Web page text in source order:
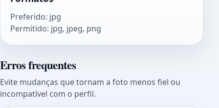
Preferido: jpg
Permitido: jpg, jpeg, png
Erros frequentes
Evite mudanças que tornam a foto menos fiel ou
incompatível com o perfil.